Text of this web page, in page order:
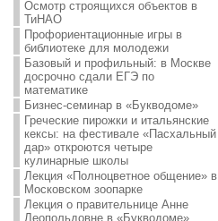
Осмотр строящихся объектов в
ТиНАО
Профориентационные игры в
библиотеке для молодежи
Базовый и профильный: в Москве
досрочно сдали ЕГЭ по
математике
Бизнес-семинар в «Букводоме»
Греческие пирожки и итальянские
кексы: на фестивале «Пасхальный
дар» откроются четыре
кулинарные школы
Лекция «Полноцветное общение» в
Московском зоопарке
Лекция о правительнице Анне
Леопольдовне в «Букводоме»